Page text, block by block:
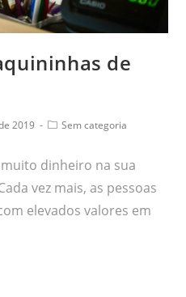
de
2019 Sem categoria
dinheiro na sua
vez mais, as pessoas
elevados valores em